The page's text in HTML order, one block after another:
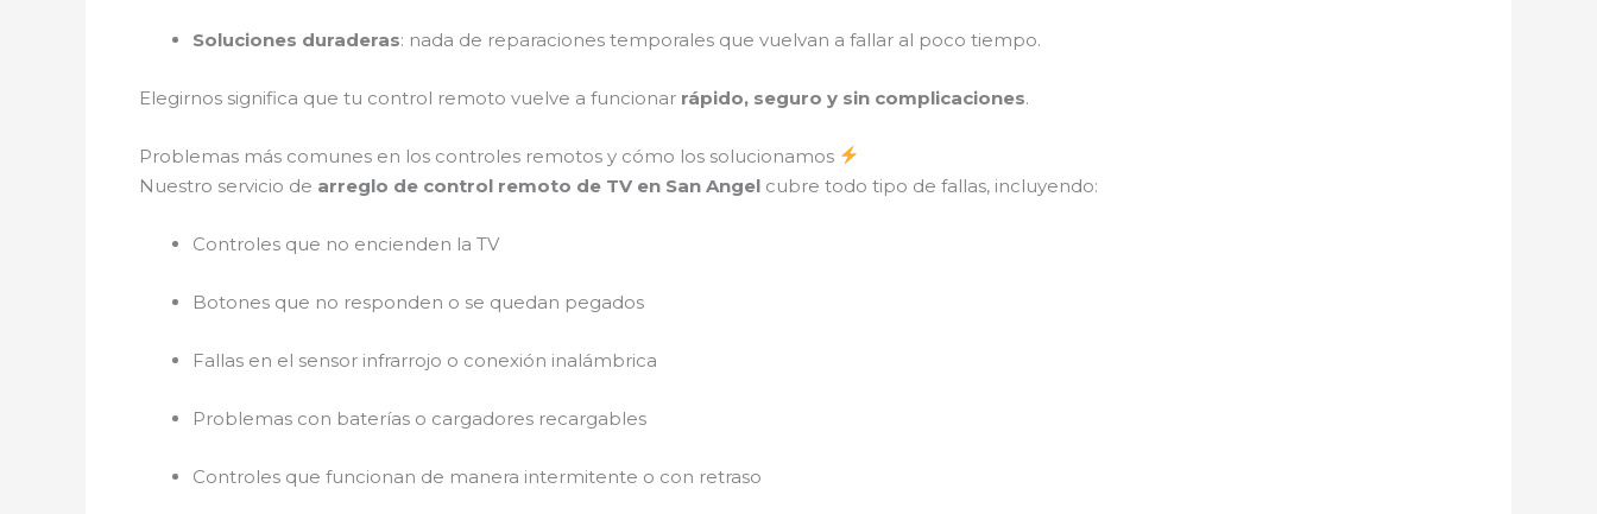
Soluciones duraderas: nada de reparaciones temporales que vuelvan a fallar al poco tiempo.
Elegirnos significa que tu control remoto vuelve a funcionar rápido, seguro y sin complicaciones.
Problemas más comunes en los controles remotos y cómo los solucionamos
Nuestro servicio de arreglo de control remoto de TV en San Angel cubre todo tipo de fallas, incluyendo:
Controles que no encienden la TV
Botones que no responden o se quedan pegados
Fallas en el sensor infrarrojo o conexión inalámbrica
Problemas con baterías o cargadores recargables
Controles que funcionan de manera intermitente o con retraso